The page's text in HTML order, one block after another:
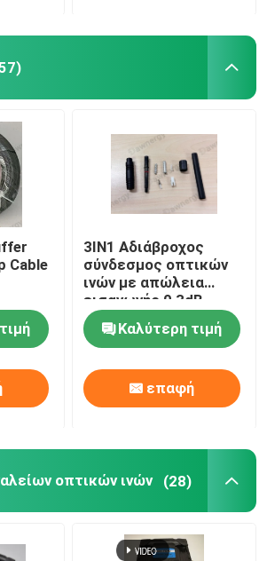
Cable
3IN1 Αδιάβροχος
σύνδεσμος οπτικών
ινών με απώλεια
εισαγωγής 0,3dB
Καλύτερη τιμή
επαφή
οπτικών ινών (28)